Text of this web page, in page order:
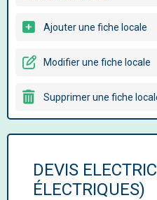
Ajouter une fiche locale
Modifier une fiche locale
Supprimer une fiche
DEVIS
ÉLECTRIQUES)